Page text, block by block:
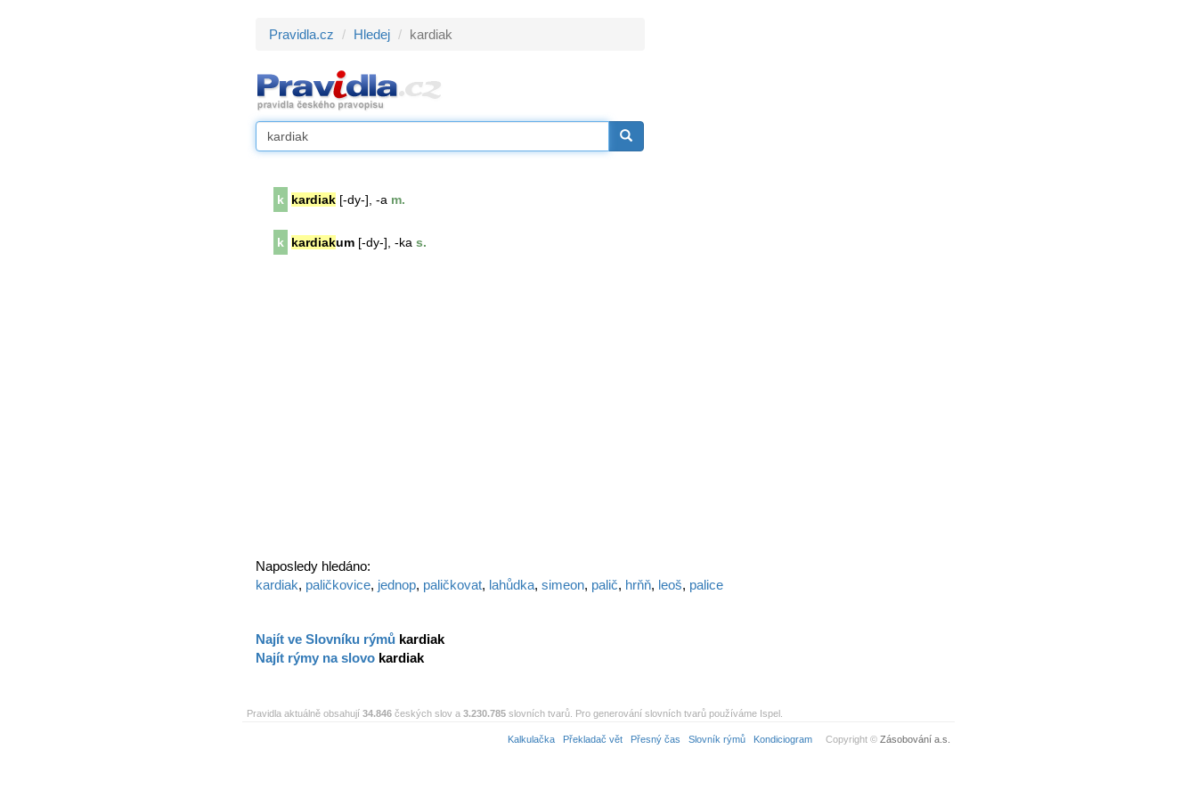
Pravidla.cz Hledej kardiak
k kardiak [-dy-], -a m.
k kardiakum [-dy-], -ka s.
Naposledy hledáno:
kardiak, paličkovice, jednop, paličkovat, lahůdka, simeon, palič, hrňň, leoš, palice
Najít ve Slovníku rýmů kardiak
Najít rýmy na slovo kardiak
Pravidla aktuálně obsahují 34.846 českých slov a 3.230.785 slovních tvarů. Pro generování slovních tvarů používáme Ispel.
Kalkulačka Překladač vět Přesný čas Slovník rýmů Kondiciogram Copyright © Zásobování a.s.